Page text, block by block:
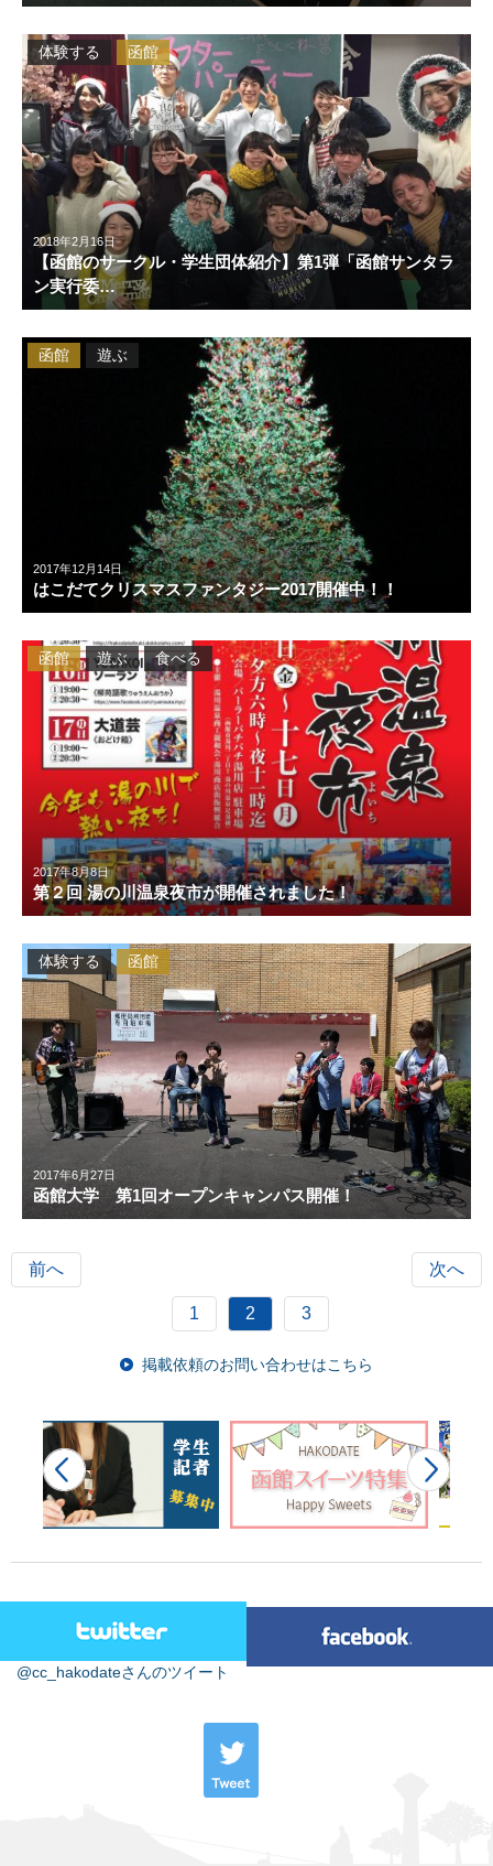
2018年2月16日
【函館のサークル・学生団体紹介】第1弾「函館サンタラ
ン実行委…
体験する 函館
2017年12月14日
はこだてクリスマスファンタジー2017開催中！！
函館 遊ぶ
2017年8月8日
第２回 湯の川温泉夜市が開催されました！
函館 遊ぶ 食べる
2017年6月27日
函館大学 第1回オープンキャンパス開催！
体験する 函館
前へ
1 2 3
次へ
掲載依頼のお問い合わせはこちら
@cc_hakodateさんのツイート